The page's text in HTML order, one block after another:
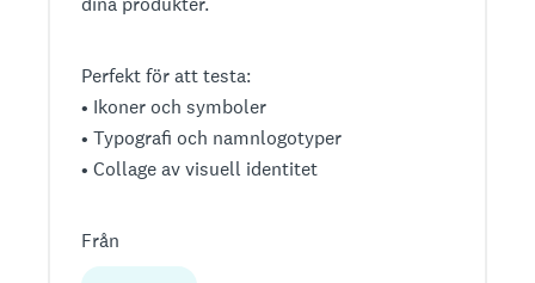
Perfekt för att testa:
• Ikoner och symboler
• Typografi och namnlogotyper
• Collage av visuell identitet
Från